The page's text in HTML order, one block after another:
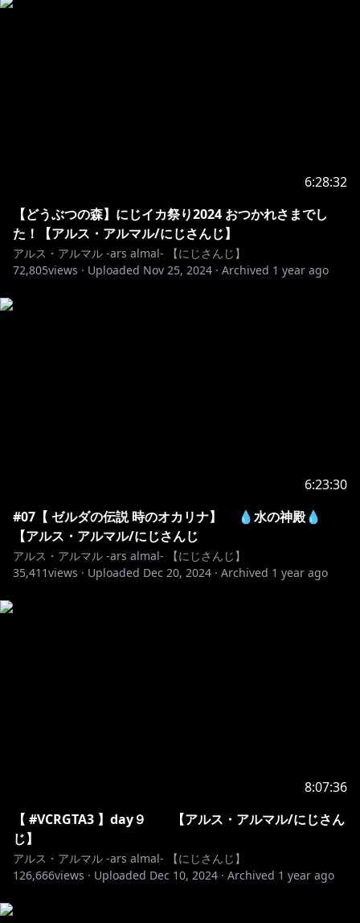
https://shop.nijisanji.jp/SSZS-31232.html
https://x.com/nijisanji_app/status/179128757329980
ima=5028
https://shop.nijisanji.jp/s/niji/item/detail/dig-00933?
ima=5028
https://shop.nijisanji.jp/s/niji/item/detail/dig-00647?
ima=0256
6:28:32
【どうぶつの森】にじイカ祭り2024 おつかれさまでし
た！【アルス・アルマル/にじさんじ】
アルス・アルマル -ars almal- 【にじさんじ】
72,805views · Uploaded Nov 25, 2024 · Archived 1 year ago
6:23:30
#07【 ゼルダの伝説 時のオカリナ】 💧水の神殿💧
【アルス・アルマル/にじさんじ
アルス・アルマル -ars almal- 【にじさんじ】
35,411views · Uploaded Dec 20, 2024 · Archived 1 year ago
8:07:36
【 #VCRGTA3 】day９ 【アルス・アルマル/にじさん
じ】
アルス・アルマル -ars almal- 【にじさんじ】
126,666views · Uploaded Dec 10, 2024 · Archived 1 year ago